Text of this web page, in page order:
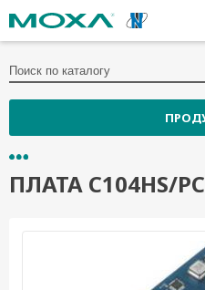
ПЛАТА C104HS/